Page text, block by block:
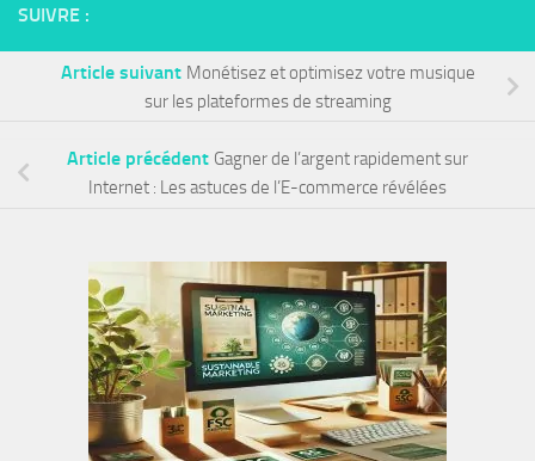
SUIVRE :
Article suivant Monétisez et optimisez votre musique
sur les plateformes de streaming
Article précédent Gagner de l’argent rapidement sur
Internet : Les astuces de l’E-commerce révélées